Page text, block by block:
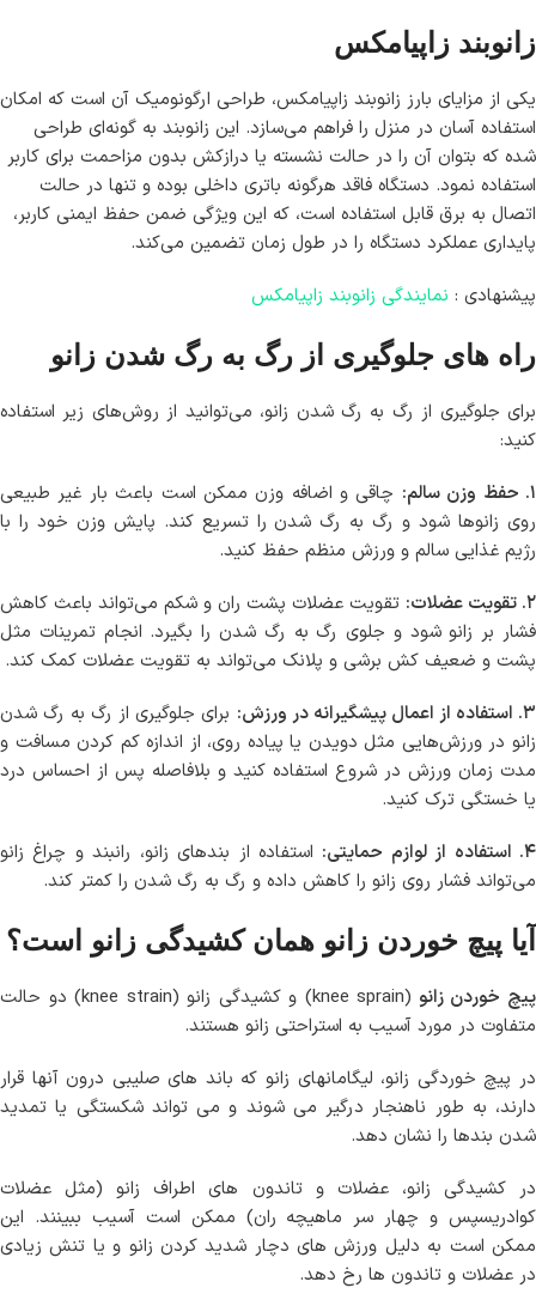
زانوبند زاپیامکس
یکی از مزایای بارز زانوبند زاپیامکس، طراحی ارگونومیک آن است که امکان
استفاده آسان در منزل را فراهم می‌سازد. این زانوبند به گونه‌ای طراحی
شده که بتوان آن را در حالت نشسته یا درازکش بدون مزاحمت برای کاربر
استفاده نمود. دستگاه فاقد هرگونه باتری داخلی بوده و تنها در حالت
اتصال به برق قابل استفاده است، که این ویژگی ضمن حفظ ایمنی کاربر،
پایداری عملکرد دستگاه را در طول زمان تضمین می‌کند.
پیشنهادی : نمایندگی زانوبند زاپیامکس
راه های جلوگیری از رگ به رگ شدن زانو
برای جلوگیری از رگ به رگ شدن زانو، می‌توانید از روش‌های زیر استفاده
کنید:
۱. حفظ وزن سالم:
چاقی و اضافه وزن ممکن است باعث بار غیر طبیعی
روی زانوها شود و رگ به رگ شدن را تسریع کند. پایش وزن خود را با
رژیم غذایی سالم و ورزش منظم حفظ کنید.
۲. تقویت عضلات:
تقویت عضلات پشت ران و شکم می‌تواند باعث کاهش
فشار بر زانو شود و جلوی رگ به رگ شدن را بگیرد. انجام تمرینات مثل
پشت و ضعیف کش برشی و پلانک می‌تواند به تقویت عضلات کمک کند.
۳. استفاده از اعمال پیشگیرانه در ورزش:
برای جلوگیری از رگ به رگ شدن
زانو در ورزش‌هایی مثل دویدن یا پیاده روی، از اندازه کم کردن مسافت و
مدت زمان ورزش در شروع استفاده کنید و بلافاصله پس از احساس درد
یا خستگی ترک کنید.
۴. استفاده از لوازم حمایتی:
استفاده از بندهای زانو، رانبند و چراغ زانو
می‌تواند فشار روی زانو را کاهش داده و رگ به رگ شدن را کمتر کند.
آیا پیچ خوردن زانو همان کشیدگی زانو است؟
پیچ خوردن زانو
(knee sprain) و کشیدگی زانو (knee strain) دو حالت
متفاوت در مورد آسیب به استراحتی زانو هستند.
در پیچ خوردگی زانو، لیگامانهای زانو که باند های صلیبی درون آنها قرار
دارند، به طور ناهنجار درگیر می شوند و می تواند شکستگی یا تمدید
شدن بندها را نشان دهد.
در کشیدگی زانو، عضلات و تاندون های اطراف زانو (مثل عضلات
کوادریسپس و چهار سر ماهیچه ران) ممکن است آسیب ببینند. این
ممکن است به دلیل ورزش های دچار شدید کردن زانو و یا تنش زیادی
در عضلات و تاندون ها رخ دهد.